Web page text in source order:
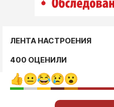
ЛЕНТА НАСТРОЕНИЯ
400 ОЦЕНИЛИ